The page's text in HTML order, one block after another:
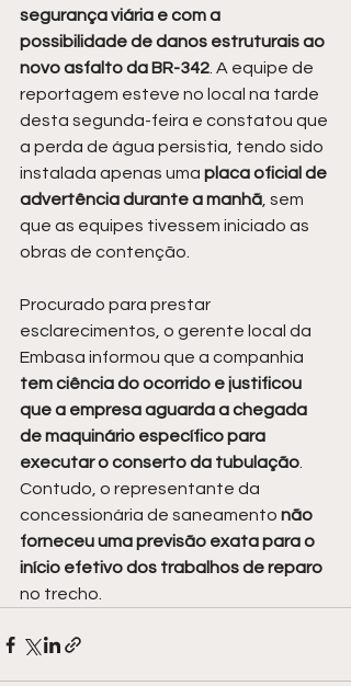
segurança viária e com a
possibilidade de danos estruturais ao
novo asfalto da BR-342. A equipe de
reportagem esteve no local na tarde
desta segunda-feira e constatou que
a perda de água persistia, tendo sido
instalada apenas uma placa oficial de
advertência durante a manhã, sem
que as equipes tivessem iniciado as
obras de contenção.
Procurado para prestar
esclarecimentos, o gerente local da
Embasa informou que a companhia
tem ciência do ocorrido e justificou
que a empresa aguarda a chegada
de maquinário específico para
executar o conserto da tubulação.
Contudo, o representante da
concessionária de saneamento não
forneceu uma previsão exata para o
início efetivo dos trabalhos de reparo
no trecho.